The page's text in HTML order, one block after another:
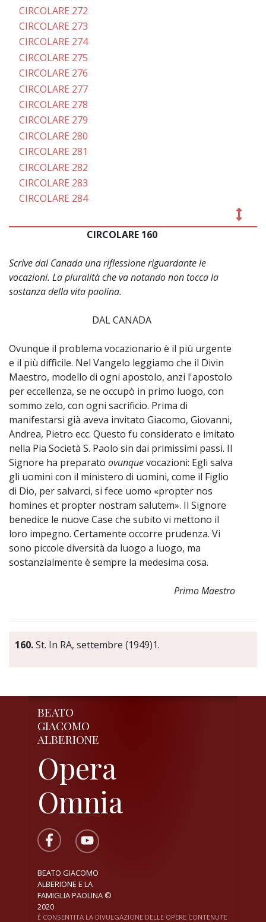
CIRCOLARE 272
CIRCOLARE 273
CIRCOLARE 274
CIRCOLARE 275
CIRCOLARE 276
CIRCOLARE 277
CIRCOLARE 278
CIRCOLARE 279
CIRCOLARE 280
CIRCOLARE 281
CIRCOLARE 282
CIRCOLARE 283
CIRCOLARE 284
CIRCOLARE 160
Scrive dal Canada una riflessione riguardante le
vocazioni. La pluralità che va notando non tocca la
sostanza della vita paolina.
DAL CANADA
Ovunque il problema vocazionario è il più urgente
e il più difficile. Nel Vangelo leggiamo che il Divin
Maestro, modello di ogni apostolo, anzi l'apostolo
per eccellenza, se ne occupò in primo luogo, con
sommo zelo, con ogni sacrificio. Prima di
manifestarsi già aveva invitato Giacomo, Giovanni,
Andrea, Pietro ecc. Questo fu considerato e imitato
nella Pia Società S. Paolo sin dai primissimi passi. Il
Signore ha preparato ovunquevocazioni: Egli salva
gli uomini con il ministero di uomini, come il Figlio
di Dio, per salvarci, si fece uomo «propter nos
homines et propter nostram salutem». Il Signore
benedice le nuove Case che subito vi mettono il
loro impegno. Certamente occorre prudenza. Vi
sono piccole diversità da luogo a luogo, ma
sostanzialmente è sempre la medesima cosa.
Primo Maestro
160.St. In RA, settembre (1949)1.
BEATO
GIACOMO
ALBERIONE
Opera
Omnia
BEATO GIACOMO
ALBERIONE E LA
FAMIGLIA PAOLINA ©
2020
È CONSENTITA LA DIVULGAZIONE DELLE OPERE CONTENUTE